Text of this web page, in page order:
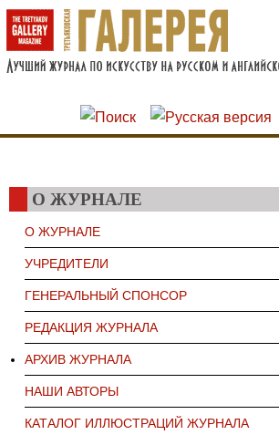
Перейти к основному содержанию
Skip to search
О ЖУРНАЛЕ
О ЖУРНАЛЕ
УЧРЕДИТЕЛИ
ГЕНЕРАЛЬНЫЙ СПОНСОР
РЕДАКЦИЯ ЖУРНАЛА
АРХИВ ЖУРНАЛА
НАШИ АВТОРЫ
КАТАЛОГ ИЛЛЮСТРАЦИЙ ЖУРНАЛА